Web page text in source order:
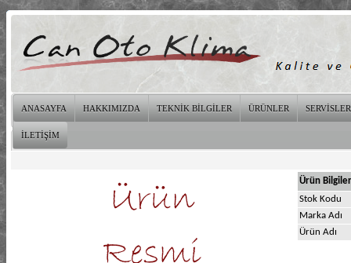
ANASAYFA HAKKIMIZDA TEKNİK BİLGİLER ÜRÜNLER SERVİSLER
İLETİŞİM
Ürün
Stok Kodu
Marka Adı
Ürün Adı